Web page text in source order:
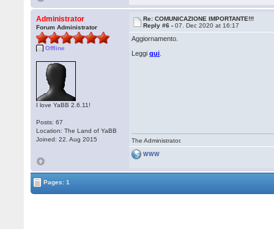
Administrator
Forum Administrator
Offline
I love YaBB 2.6.11!
Posts: 67
Location: The Land of YaBB
Joined: 22. Aug 2015
Re: COMUNICAZIONE IMPORTANTE!!!
Reply #6 -07. Dec 2020 at 16:17
Aggiornamento.
Leggiqui
The Administrator.
WWW
Pages: 1